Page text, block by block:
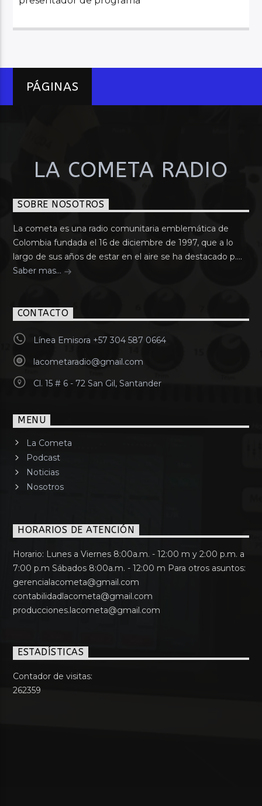
PÁGINAS
LA COMETA RADIO
SOBRE NOSOTROS
La cometa es una radio comunitaria emblemática de
Colombia fundada el 16 de diciembre de 1997, que a lo
largo de sus años de estar en el aire se ha destacado p....
Saber mas...
CONTACTO
Línea Emisora +57 304 587 0664
lacometaradio@gmail.com
Cl. 15 # 6 - 72 San Gil, Santander
MENU
La Cometa
Podcast
Noticias
Nosotros
HORARIOS DE ATENCIÓN
Horario: Lunes a Viernes 8:00a.m. - 12:00 m y 2:00 p.m. a
7:00 p.m Sábados 8:00a.m. - 12:00 m Para otros asuntos:
gerencialacometa@gmail.com
contabilidadlacometa@gmail.com
producciones.lacometa@gmail.com
ESTADÍSTICAS
Contador de visitas:
262359